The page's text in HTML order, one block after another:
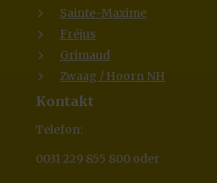
Sainte-Maxime
Fréjus
Grimaud
Zwaag / Hoorn NH
Kontakt
Telefon:
0031 229 855 800 oder